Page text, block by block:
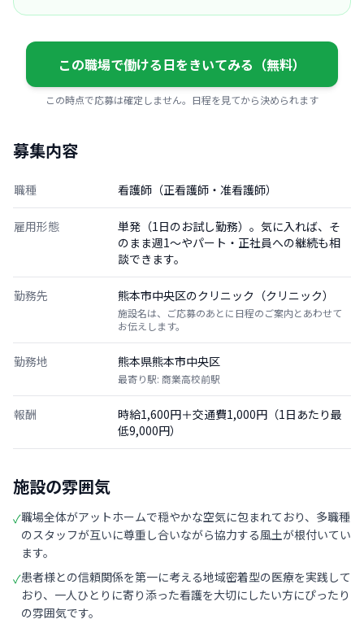
この職場で働ける日をきいてみる（無料）
この時点で応募は確定しません。日程を見てから決められます
募集内容
職種 看護師（正看護師・准看護師）
雇用形態
単発（1日のお試し勤務）。気に入れば、そ
のまま週1〜やパート・正社員への継続も相
談できます。
勤務先 熊本市中央区のクリニック（クリニック）
施設名は、ご応募のあとに日程のご案内とあわせて
お伝えします。
勤務地 熊本県熊本市中央区
最寄り駅: 商業高校前駅
報酬
時給1,600円＋交通費1,000円（1日あたり最
低9,000円）
施設の雰囲気
✓職場全体がアットホームで穏やかな空気に包まれており、多職種
のスタッフが互いに尊重し合いながら協力する風土が根付いてい
ます。
✓患者様との信頼関係を第一に考える地域密着型の医療を実践して
おり、一人ひとりに寄り添った看護を大切にしたい方にぴったり
の雰囲気です。